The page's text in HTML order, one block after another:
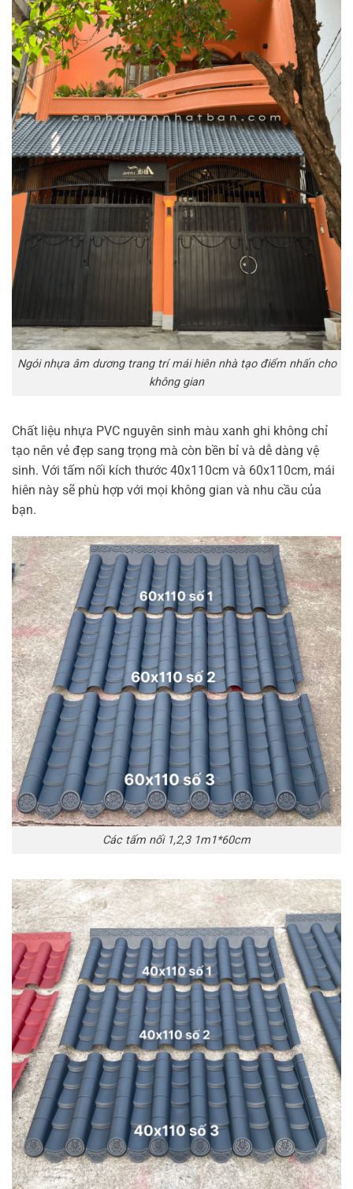
Ngói nhựa âm dương trang trí mái hiên nhà tạo điểm nhấn cho
không gian
Chất liệu nhựa PVC nguyên sinh màu xanh ghi không chỉ
tạo nên vẻ đẹp sang trọng mà còn bền bỉ và dễ dàng vệ
sinh. Với tấm nối kích thước 40x110cm và 60x110cm, mái
hiên này sẽ phù hợp với mọi không gian và nhu cầu của
bạn.
Các tấm nối 1,2,3 1m1*60cm